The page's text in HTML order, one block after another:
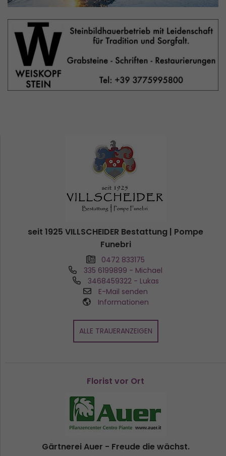
seit 1925 VILLSCHEIDER Bestattung | Pompe
Funebri
0472 833175
335 6199899 - Michael
3468459322 - Lukas
E-Mail senden
Informationen
ALLE TRAUERANZEIGEN
Florist vor Ort
Gärtnerei Auer - Freude die wächst.